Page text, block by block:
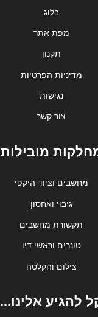
בלוג
מפת אתר
תקנון
מדיניות הפרטיות
נגישות
צור קשר
מובילות
מחשבים וציוד היקפי
גיבוי ואחסון
תקשורת מחשבים
טונרים וראשי דיו
צילום והקלטה
להגיע אלינו...